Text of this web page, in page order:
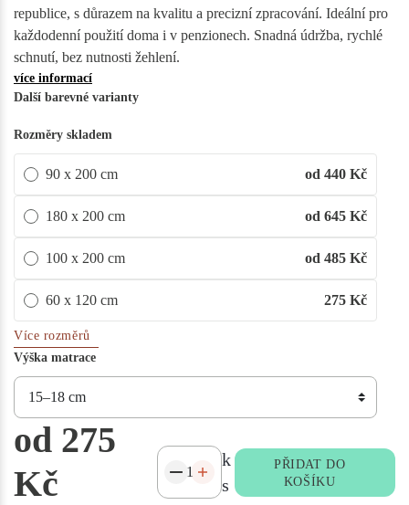
republice, s důrazem na kvalitu a precizní zpracování. Ideální pro
každodenní použití doma i v penzionech. Snadná údržba, rychlé
schnutí, bez nutnosti žehlení.
více informací
Další barevné varianty
Rozměry skladem
90 x 200 cm od 440 Kč
180 x 200 cm od 645 Kč
100 x 200 cm od 485 Kč
60 x 120 cm 275 Kč
Více rozměrů
Výška matrace
od 275
Kč
k
s
PŘIDAT DO
KOŠÍKU